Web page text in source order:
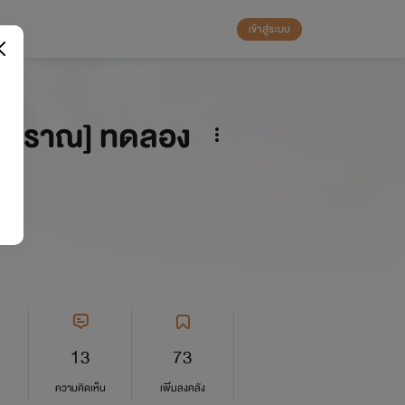
เข้าสู่ระบบ
ราณ] ทดลอง
13
ความคิดเห็น
73
เพิ่มลงคลัง